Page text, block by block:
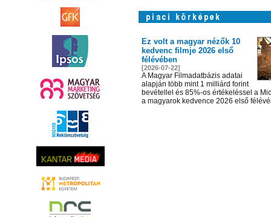
Ez volt a magyar nézők 10
kedvenc filmje 2026 első
félévében
[2026-07-22]
A Magyar Filmadatbázis adatai
alapján több mint 1 milliárd forint
bevétellel és 85%-os értékeléssel a
a magyarok kedvence 2026 első